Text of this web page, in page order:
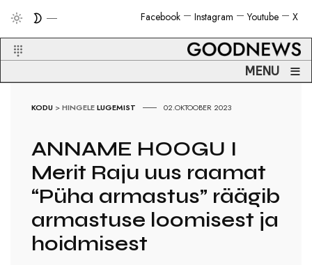
X
Youtube
Instagram
Facebook
MENU ≡
KODU >HINGELELUGEMIST 02.OKTOOBER 2023
ANNAME HOOGU I
Merit Raju uus raamat
“Püha armastus” räägib
armastuse loomisest ja
hoidmisest